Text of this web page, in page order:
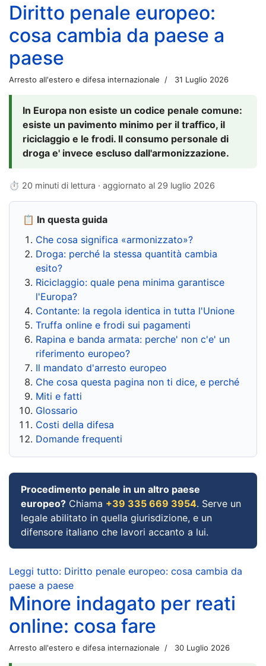
Diritto penale europeo:
cosa cambia da paese a
paese
Arresto all'estero e difesa internazionale 31 Luglio 2026
In Europa non esiste un codice penale comune:
esiste un pavimento minimo per il traffico, il
riciclaggio e le frodi. Il consumo personale di
droga e' invece escluso dall'armonizzazione.
⏱ 20 minuti di lettura · aggiornato al 29 luglio 2026
📋 In questa guida
Che cosa significa «armonizzato»?
Droga: perché la stessa quantità cambia
esito?
Riciclaggio: quale pena minima garantisce
l'Europa?
Contante: la regola identica in tutta l'Unione
Truffa online e frodi sui pagamenti
Rapina e banda armata: perche' non c'e' un
riferimento europeo?
Il mandato d'arresto europeo
Che cosa questa pagina non ti dice, e perché
Miti e fatti
Glossario
Costi della difesa
Domande frequenti
Procedimento penale in un altro paese
europeo? Chiama +39 335 669 3954. Serve un
legale abilitato in quella giurisdizione, e un
difensore italiano che lavori accanto a lui.
Leggi tutto: Diritto penale europeo: cosa cambia da
paese a paese
Minore indagato per reati
online: cosa fare
Arresto all'estero e difesa internazionale 30 Luglio 2026